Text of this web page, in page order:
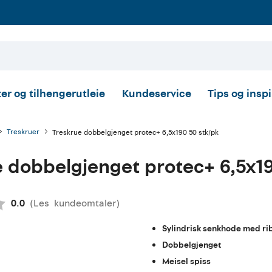
og tilhengerutleie Kundeservice Tips og
Treskruer Treskrue dobbelgjenget protec+ 6,5x190 50 stk/pk
dobbelgjenget protec+
Gjennomsnittskarakter:
0.0 (Les kundeomtaler)
Sylindrisk senkhode med
Dobbelgjenget
Meisel spiss